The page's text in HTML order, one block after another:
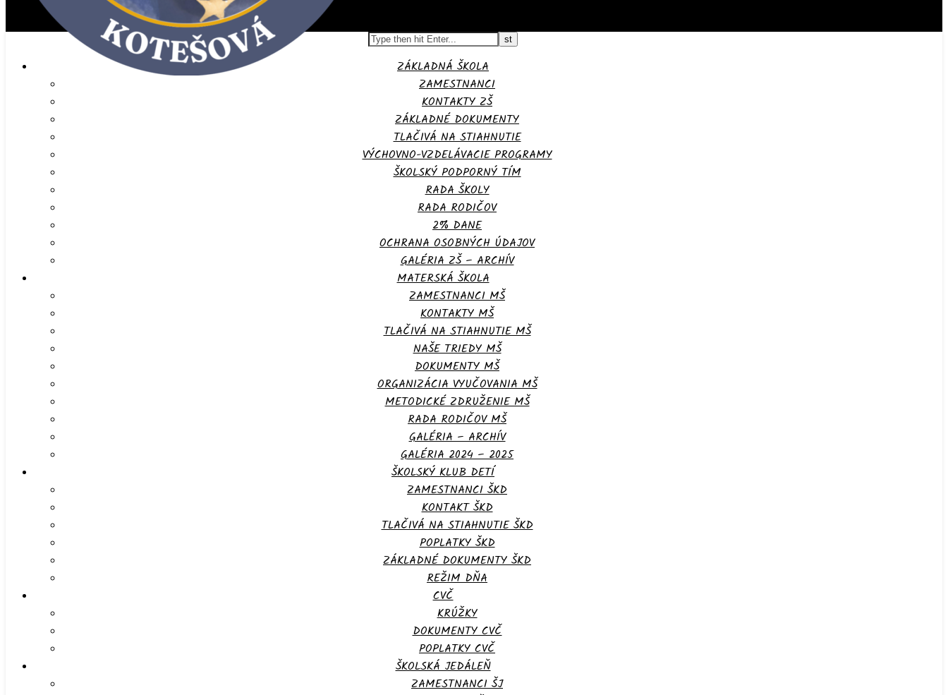
ZÁKLADNÁ ŠKOLA
ZAMESTNANCI
KONTAKTY ZŠ
ZÁKLADNÉ DOKUMENTY
TLAČIVÁ NA STIAHNUTIE
VÝCHOVNO-VZDELÁVACIE PROGRAMY
ŠKOLSKÝ PODPORNÝ TÍM
RADA ŠKOLY
RADA RODIČOV
2% DANE
OCHRANA OSOBNÝCH ÚDAJOV
GALÉRIA ZŠ – ARCHÍV
MATERSKÁ ŠKOLA
ZAMESTNANCI MŠ
KONTAKTY MŠ
TLAČIVÁ NA STIAHNUTIE MŠ
NAŠE TRIEDY MŠ
DOKUMENTY MŠ
ORGANIZÁCIA VYUČOVANIA MŠ
METODICKÉ ZDRUŽENIE MŠ
RADA RODIČOV MŠ
GALÉRIA – ARCHÍV
GALÉRIA 2024 – 2025
ŠKOLSKÝ KLUB DETÍ
ZAMESTNANCI ŠKD
KONTAKT ŠKD
TLAČIVÁ NA STIAHNUTIE ŠKD
POPLATKY ŠKD
ZÁKLADNÉ DOKUMENTY ŠKD
REŽIM DŇA
CVČ
KRÚŽKY
DOKUMENTY CVČ
POPLATKY CVČ
ŠKOLSKÁ JEDÁLEŇ
ZAMESTNANCI ŠJ